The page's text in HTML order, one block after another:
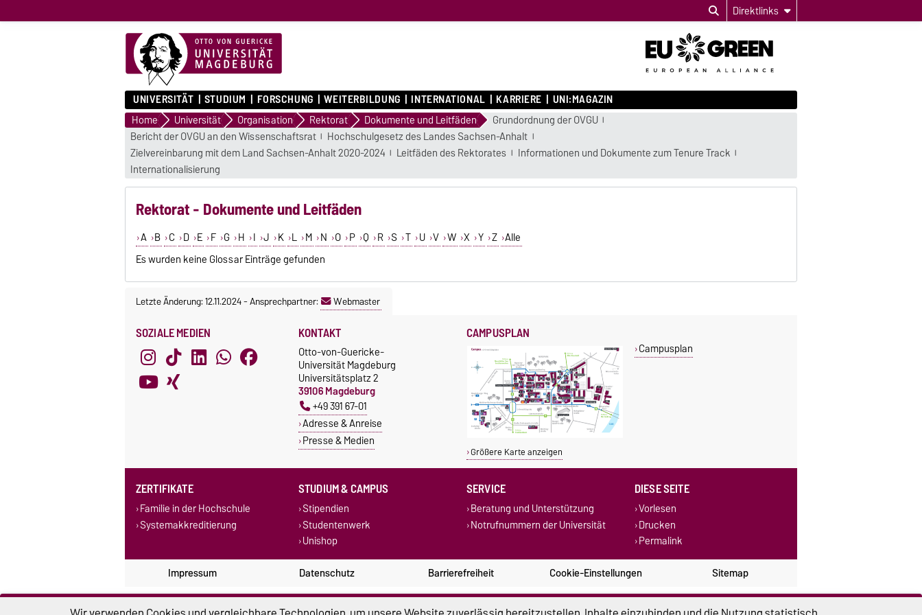
Direktlinks
UNIVERSITÄT STUDIUM FORSCHUNG WEITERBILDUNG INTERNATIONAL KARRIERE UNI:MAGAZIN
Home Universität Organisation Rektorat Dokumente und Leitfäden
Grundordnung der OVGU
Bericht der OVGU an den Wissenschaftsrat
Hochschulgesetz des Landes Sachsen-Anhalt
Zielvereinbarung mit dem Land Sachsen-Anhalt 2020-2024
Leitfäden des Rektorates
Informationen und Dokumente zum Tenure Track
Internationalisierung
Rektorat - Dokumente und Leitfäden
A B C D E F G H I J K L M N O P Q R S T U V W X Y Z Alle
Es wurden keine Glossar Einträge gefunden
Letzte Änderung: 12.11.2024-Ansprechpartner: Webmaster
SOZIALE MEDIEN KONTAKT
Otto-von-Guericke-
Universität Magdeburg
Universitätsplatz 2
39106 Magdeburg
+49 391 67-01
Adresse & Anreise
Presse & Medien
CAMPUSPLAN
Größere Karte anzeigen
Campusplan
ZERTIFIKATE
Familie in der Hochschule
Systemakkreditierung
STUDIUM & CAMPUS
Stipendien
Studentenwerk
Unishop
SERVICE
Beratung und Unterstützung
Notrufnummern der Universität
DIESE SEITE
Vorlesen
Drucken
Permalink
Impressum Datenschutz Barrierefreiheit Cookie-Einstellungen Sitemap